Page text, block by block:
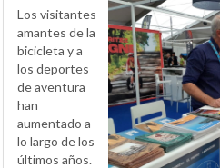
Los visitantes
amantes de la
bicicleta y a
los deportes
de aventura
han
aumentado a
lo largo de los
últimos años.